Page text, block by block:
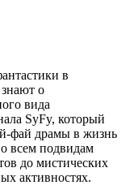
в
о
вида
SyFy, который
фай драмы в жизнь
всем подвидам
до мистических
активностях.